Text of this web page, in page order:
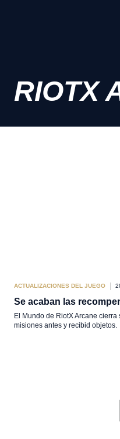
RIOTX
ACTUALIZACIONES DEL JUEGO
Se acaban las
El Mundo de RiotX Arcane
misiones antes y recibid objetos.